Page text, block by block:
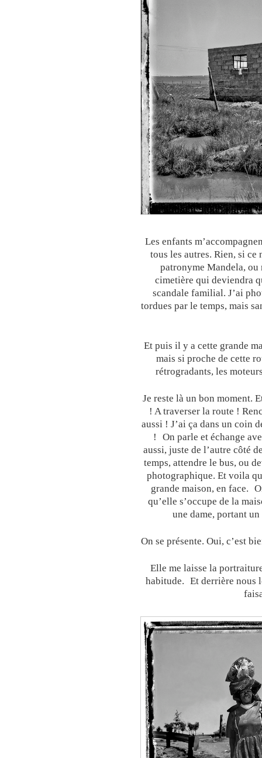
Les enfants
tous les autres. Rien, si
patronyme Mandela, ou
cimetière qui deviendra
scandale familial. J’ai
tordues par le temps, mais
Et puis il y a cette grande
mais si proche de cette
rétrogradants, les
Je reste là un bon moment.
! A traverser la route !
aussi ! J’ai ça dans un coin
! On parle et échange
aussi, juste de l’autre côté
temps, attendre le bus, ou
photographique. Et voila
grande maison, en face.
qu’elle s’occupe de la
une dame, portant
On se présente. Oui, c’est
Elle me laisse la
habitude. Et derrière nous